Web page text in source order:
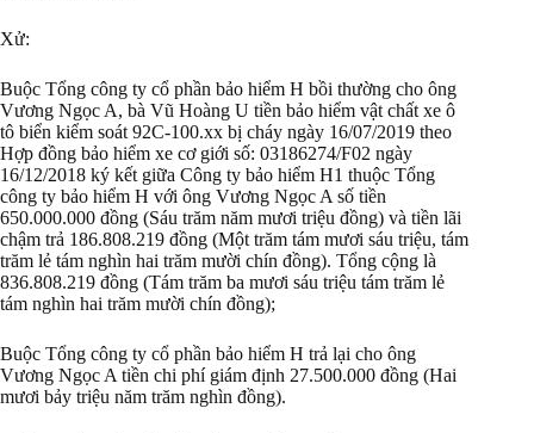
Xử:
Buộc Tổng công ty cổ phần bảo hiểm H bồi thường cho ông
Vương Ngọc A, bà Vũ Hoàng U tiền bảo hiểm vật chất xe ô
tô biển kiểm soát 92C-100.xx bị cháy ngày 16/07/2019 theo
Hợp đồng bảo hiểm xe cơ giới số: 03186274/F02 ngày
16/12/2018 ký kết giữa Công ty bảo hiểm H1 thuộc Tổng
công ty bảo hiểm H với ông Vương Ngọc A số tiền
650.000.000 đồng (Sáu trăm năm mươi triệu đồng) và tiền lãi
chậm trả 186.808.219 đồng (Một trăm tám mươi sáu triệu, tám
trăm lẻ tám nghìn hai trăm mười chín đồng). Tổng cộng là
836.808.219 đồng (Tám trăm ba mươi sáu triệu tám trăm lẻ
tám nghìn hai trăm mười chín đồng);
Buộc Tổng công ty cổ phần bảo hiểm H trả lại cho ông
Vương Ngọc A tiền chi phí giám định 27.500.000 đồng (Hai
mươi bảy triệu năm trăm nghìn đồng).